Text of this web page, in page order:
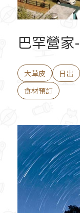
巴罕營
大草皮 日出
食材預訂